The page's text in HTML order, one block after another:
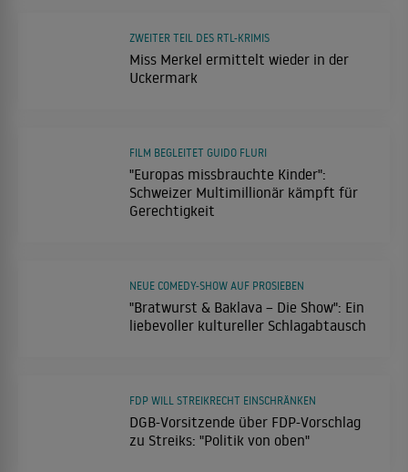
Miss Merkel ermittelt wieder in der
Uckermark
ZWEITER TEIL DES RTL-KRIMIS
"Europas missbrauchte Kinder":
Schweizer Multimillionär kämpft für
Gerechtigkeit
FILM BEGLEITET GUIDO FLURI
"Bratwurst & Baklava – Die Show": Ein
liebevoller kultureller Schlagabtausch
NEUE COMEDY-SHOW AUF PROSIEBEN
DGB-Vorsitzende über FDP-Vorschlag
zu Streiks: "Politik von oben"
FDP WILL STREIKRECHT EINSCHRÄNKEN